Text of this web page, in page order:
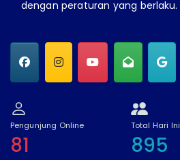
dengan peraturan yang berlaku.
Pengunjung Online
81
Total Hari Ini
895